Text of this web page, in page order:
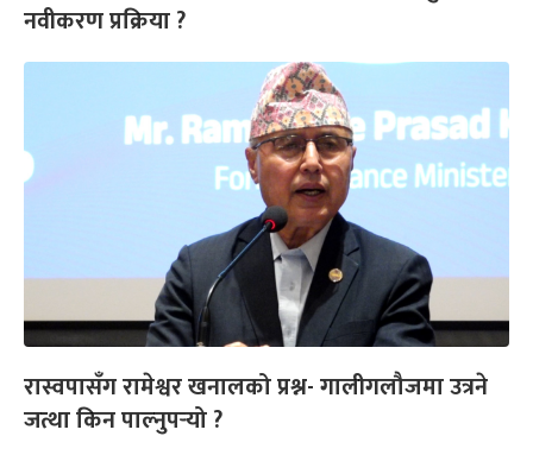
नवीकरण प्रक्रिया ?
रास्वपासँग रामेश्वर खनालको प्रश्न- गालीगलौजमा उत्रने
जत्था किन पाल्नुपर्‍यो ?